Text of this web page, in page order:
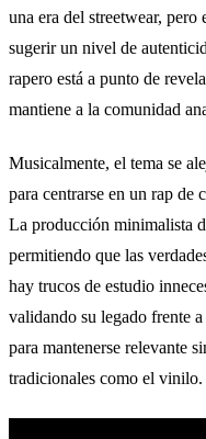
una era del streetwear,
sugerir un nivel de
rapero está a punto de
mantiene a la comunidad
Musicalmente, el tema se
para centrarse en un rap de
La producción minimalista
permitiendo que las
hay trucos de estudio
validando su legado frente
para mantenerse relevante
tradicionales como el vinilo.